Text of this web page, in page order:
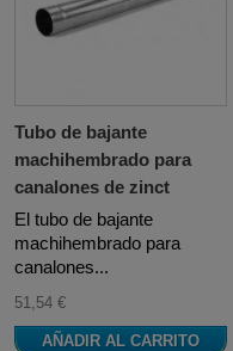
Tubo de bajante
machihembrado para
canalones de zinct
El tubo de bajante
machihembrado para
canalones...
51,54 €
AÑADIR AL CARRITO